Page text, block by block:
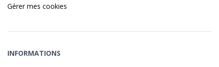
Gérer mes cookies
INFORMATIONS